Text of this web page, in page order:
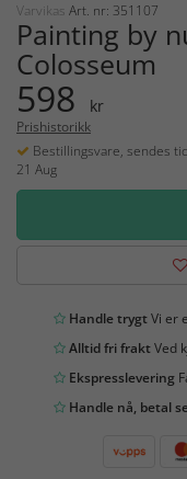
Varvikas Art. nr: 351107
Painting by
Colosseum
598 kr
Prishistorikk
Bestillingsvare, sendes
21 Aug
Handle trygtVi er
Alltid fri fraktVed
Ekspresslevering
Handle nå, betal